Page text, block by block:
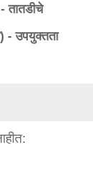
तातडीचे
- उपयुक्तता